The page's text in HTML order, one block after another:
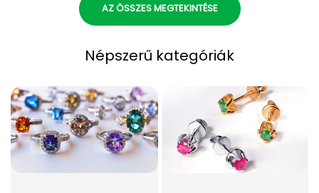
AZ ÖSSZES MEGTEKINTÉSE
Népszerű kategóriák